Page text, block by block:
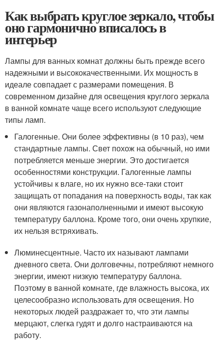
Как выбрать круглое зеркало, чтобы
оно гармонично вписалось в
интерьер
Лампы для ванных комнат должны быть прежде всего
надежными и высококачественными. Их мощность в
идеале совпадает с размерами помещения. В
современном дизайне для освещения круглого зеркала
в ванной комнате чаще всего используют следующие
типы ламп.
Галогенные. Они более эффективны (в 10 раз), чем
стандартные лампы. Свет похож на обычный, но ими
потребляется меньше энергии. Это достигается
особенностями конструкции. Галогенные лампы
устойчивы к влаге, но их нужно все-таки стоит
защищать от попадания на поверхность воды, так как
они являются газонаполненными и имеют высокую
температуру баллона. Кроме того, они очень хрупкие,
их нельзя встряхивать.
Люминесцентные. Часто их называют лампами
дневного света. Они долговечны, потребляют немного
энергии, имеют низкую температуру баллона.
Поэтому в ванной комнате, где влажность высока, их
целесообразно использовать для освещения. Но
некоторых людей раздражает то, что эти лампы
мерцают, слегка гудят и долго настраиваются на
работу.